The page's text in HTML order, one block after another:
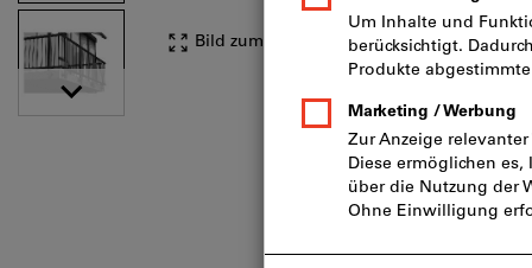
Bild zum Vergrößern anklicken